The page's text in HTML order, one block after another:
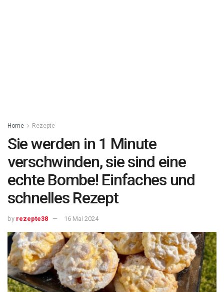
Home Rezepte
Sie werden in 1 Minute
verschwinden, sie sind eine
echte Bombe! Einfaches und
schnelles Rezept
by rezepte38 16 Mai 2024